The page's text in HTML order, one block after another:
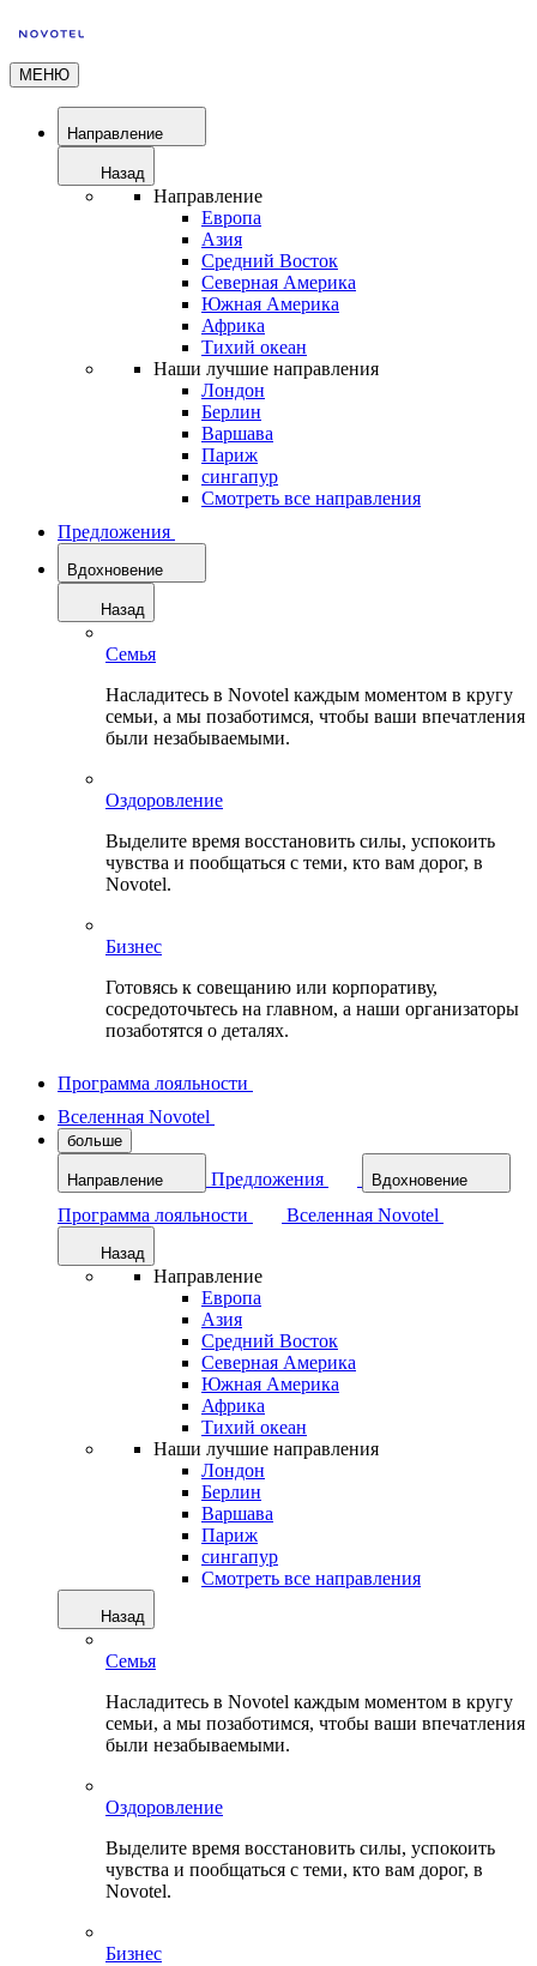
МЕНЮ
Направление
Назад
Направление
Европа
Азия
Средний Восток
Северная Америка
Южная Америка
Африка
Тихий океан
Наши лучшие направления
Лондон
Берлин
Варшава
Париж
сингапур
Смотреть все направления
Предложения
Вдохновение
Назад
Семья
Насладитесь в Novotel каждым моментом в кругу
семьи, а мы позаботимся, чтобы ваши впечатления
были незабываемыми.
Оздоровление
Выделите время восстановить силы, успокоить
чувства и пообщаться с теми, кто вам дорог, в
Novotel.
Бизнес
Готовясь к совещанию или корпоративу,
сосредоточьтесь на главном, а наши организаторы
позаботятся о деталях.
Программа лояльности
Вселенная Novotel
больше
Направление Предложения Вдохновение
Программа лояльности Вселенная Novotel
Назад
Направление
Европа
Азия
Средний Восток
Северная Америка
Южная Америка
Африка
Тихий океан
Наши лучшие направления
Лондон
Берлин
Варшава
Париж
сингапур
Смотреть все направления
Назад
Семья
Насладитесь в Novotel каждым моментом в кругу
семьи, а мы позаботимся, чтобы ваши впечатления
были незабываемыми.
Оздоровление
Выделите время восстановить силы, успокоить
чувства и пообщаться с теми, кто вам дорог, в
Novotel.
Бизнес